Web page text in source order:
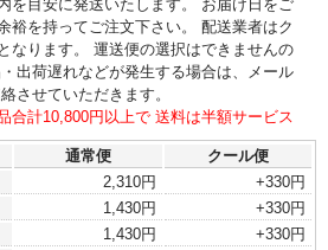
を目安に発送いたします。 お届け日をご
裕を持ってご注文下さい。 配送業者はク
なります。 運送便の選択はできませんの
出荷遅れなどが発生する場合は、メール
させていただきます。
合計10,800円以上で 送料は半額サービス
通常便
クール便
2,310円
+330円
1,430円
+330円
1,430円
+330円